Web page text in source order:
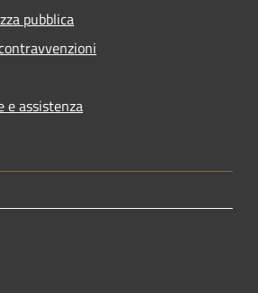
pubblica
e assistenza